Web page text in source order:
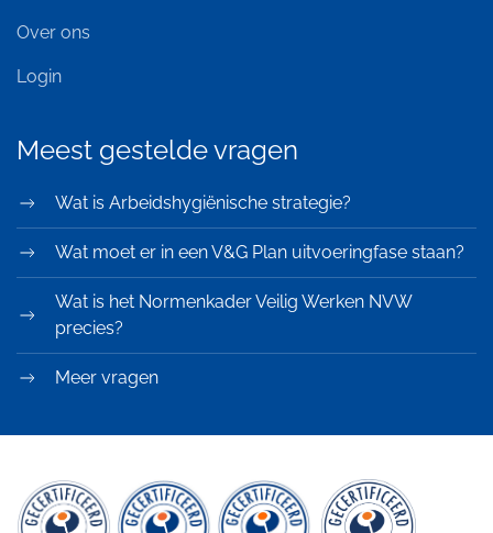
Over ons
Login
Meest gestelde vragen
Wat is Arbeidshygiënische strategie?
Wat moet er in een V&G Plan uitvoeringfase staan?
Wat is het Normenkader Veilig Werken NVW
precies?
Meer vragen